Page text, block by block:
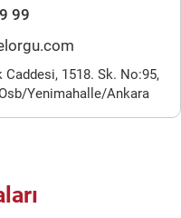
99
1518. Sk. No:95,
Yenimahalle/Ankara